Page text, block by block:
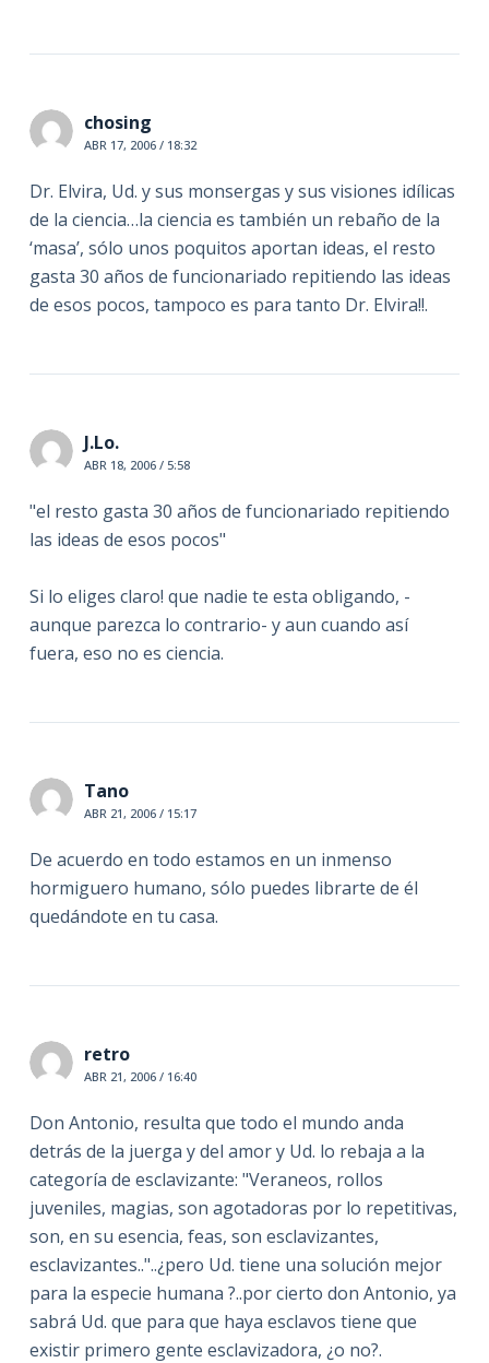
chosing
ABR 17, 2006 / 18:32
Dr. Elvira, Ud. y sus monsergas y sus visiones idílicas
de la ciencia…la ciencia es también un rebaño de la
‘masa’, sólo unos poquitos aportan ideas, el resto
gasta 30 años de funcionariado repitiendo las ideas
de esos pocos, tampoco es para tanto Dr. Elvira!!.
J.Lo.
ABR 18, 2006 / 5:58
"el resto gasta 30 años de funcionariado repitiendo
las ideas de esos pocos"
Si lo eliges claro! que nadie te esta obligando, -
aunque parezca lo contrario- y aun cuando así
fuera, eso no es ciencia.
Tano
ABR 21, 2006 / 15:17
De acuerdo en todo estamos en un inmenso
hormiguero humano, sólo puedes librarte de él
quedándote en tu casa.
retro
ABR 21, 2006 / 16:40
Don Antonio, resulta que todo el mundo anda
detrás de la juerga y del amor y Ud. lo rebaja a la
categoría de esclavizante: "Veraneos, rollos
juveniles, magias, son agotadoras por lo repetitivas,
son, en su esencia, feas, son esclavizantes,
esclavizantes.."..¿pero Ud. tiene una solución mejor
para la especie humana ?..por cierto don Antonio, ya
sabrá Ud. que para que haya esclavos tiene que
existir primero gente esclavizadora, ¿o no?.